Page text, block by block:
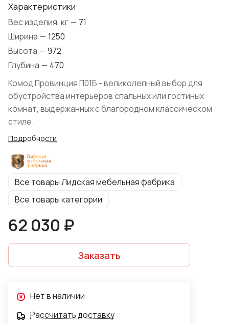
Характеристики
Вес изделия, кг — 71
Ширина — 1250
Высота — 972
Глубина — 470
Комод Провинция П01Б - великолепный выбор для
обустройства интерьеров спальных или гостиных
комнат, выдержанных с благородном классическом
стиле.
Подробности
Все товары Лидская мебельная фабрика
Все товары категории
62 030 ₽
Заказать
Нет в наличии
Рассчитать доставку